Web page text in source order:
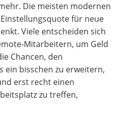
Die meisten modernen
für neue
Viele entscheiden sich
Mitarbeitern, um Geld
Chancen, den
ein bisschen zu erweitern,
erst recht einen
zu treffen,